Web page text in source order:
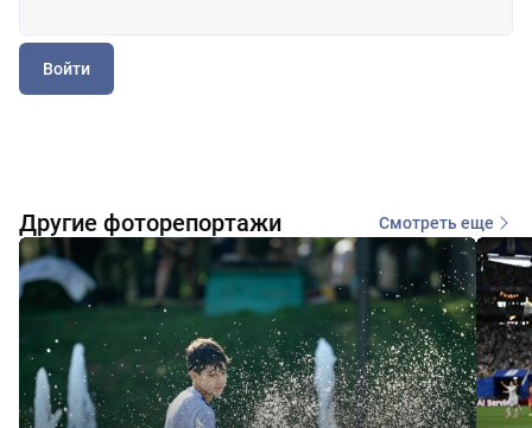
Войти
Другие фоторепортажи Смотреть еще